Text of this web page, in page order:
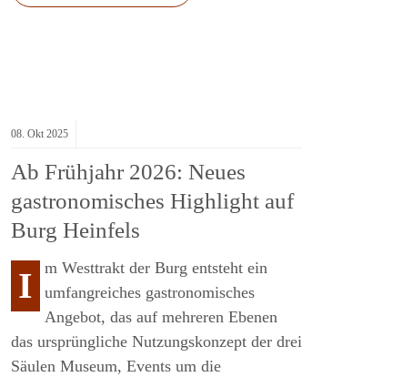
08. Okt 2025
Ab Frühjahr 2026: Neues
gastronomisches Highlight auf
Burg Heinfels
I
m Westtrakt der Burg entsteht ein
umfangreiches gastronomisches
Angebot, das auf mehreren Ebenen
das ursprüngliche Nutzungskonzept der drei
Säulen Museum, Events um die